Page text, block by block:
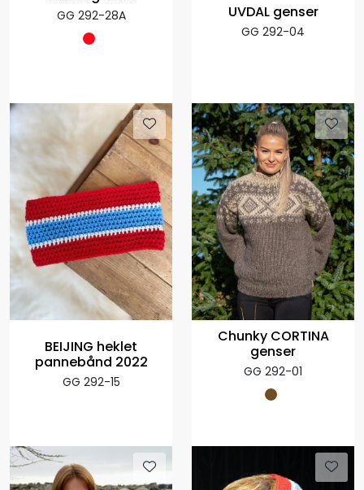
GG 292-28A UVDAL genser
GG 292-04
BEIJING heklet
pannebånd 2022
GG 292-15
Chunky CORTINA
genser
GG 292-01